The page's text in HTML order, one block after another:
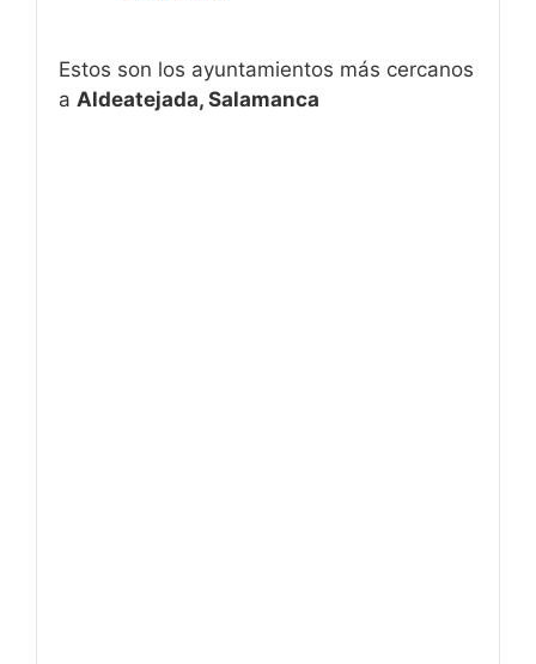
Estos son los ayuntamientos más cercanos
a Aldeatejada, Salamanca